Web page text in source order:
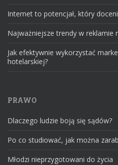
Internet to potencjał, który
Najważniejsze trendy w reklamie
Jak efektywnie wykorzystać
hotelarskiej?
PRAWO
Dlaczego ludzie boją się sądów?
Po co studiować, jak można
Młodzi nieprzygotowani do życia